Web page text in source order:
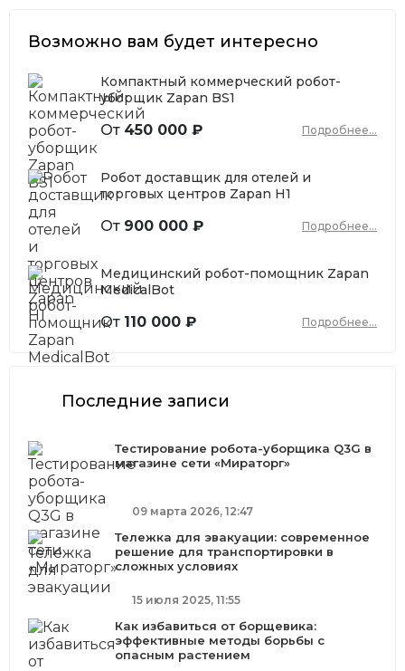
Возможно вам будет интересно
Компактный коммерческий робот-
уборщик Zapan BS1
От 450 000 ₽ Подробнее...
Робот доставщик для отелей и
торговых центров Zapan H1
От 900 000 ₽ Подробнее...
Медицинский робот-помощник Zapan
MedicalBot
От 110 000 ₽ Подробнее...
Последние записи
Тестирование робота-уборщика Q3G в
магазине сети «Мираторг»
09 марта 2026, 12:47
Тележка для эвакуации: современное
решение для транспортировки в
сложных условиях
15 июля 2025, 11:55
Как избавиться от борщевика:
эффективные методы борьбы с
опасным растением